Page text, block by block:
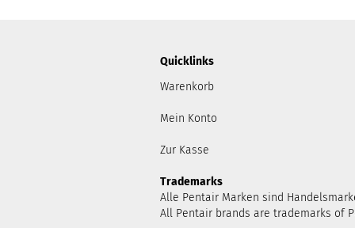
Quicklinks
Warenkorb
Mein Konto
Zur Kasse
Trademarks
Alle Pentair Marken sind
All Pentair brands are trademarks of